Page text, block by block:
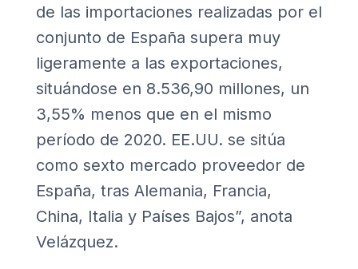
de las importaciones realizadas por el
conjunto de España supera muy
ligeramente a las exportaciones,
situándose en 8.536,90 millones, un
3,55% menos que en el mismo
período de 2020. EE.UU. se sitúa
como sexto mercado proveedor de
España, tras Alemania, Francia,
China, Italia y Países Bajos”, anota
Velázquez.